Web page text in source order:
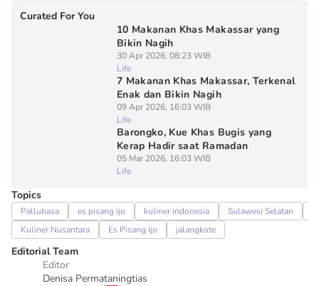
Curated For You
10 Makanan Khas Makassar yang
Bikin Nagih
30 Apr 2026, 08:23 WIB
Life
7 Makanan Khas Makassar, Terkenal
Enak dan Bikin Nagih
09 Apr 2026, 16:03 WIB
Life
Barongko, Kue Khas Bugis yang
Kerap Hadir saat Ramadan
05 Mar 2026, 16:03 WIB
Life
Topics
Pallubasa es pisang ijo kuliner indonesia Sulawesi Selatan
Kuliner Nusantara
Es Pisang Ijo jalangkote
Editorial Team
Editor
Denisa Permataningtias